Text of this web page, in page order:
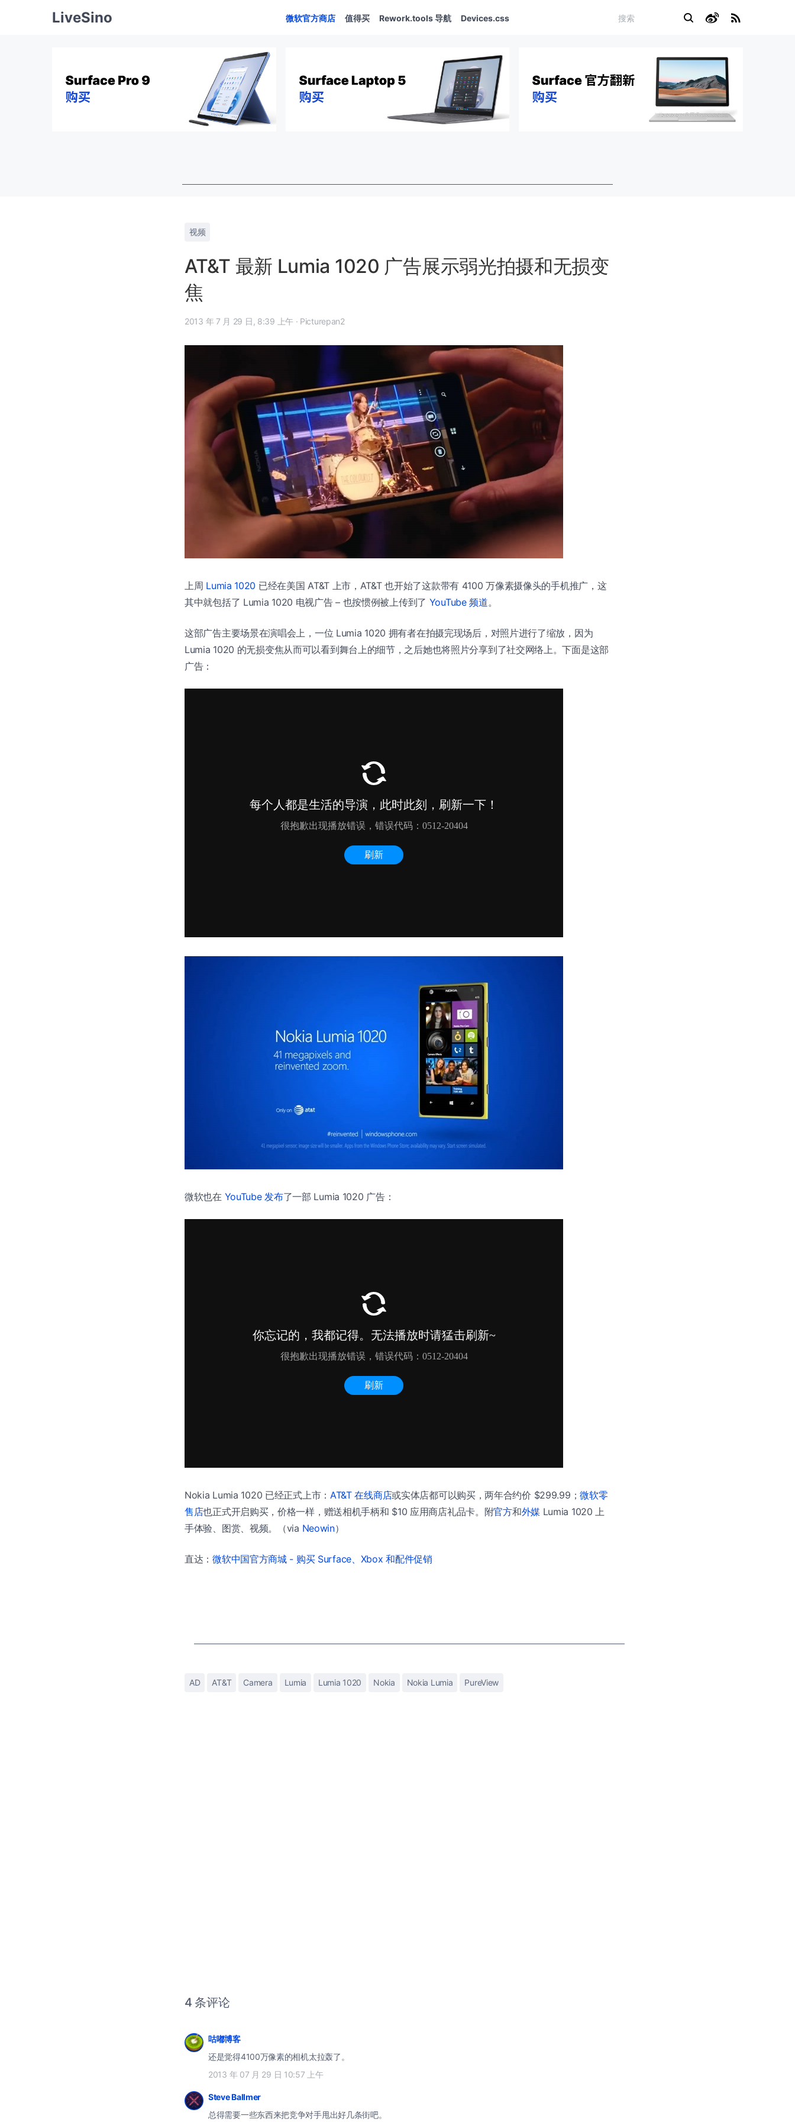
LiveSino 微软官方商店 值得买 Rework.tools 导航 Devices.css
视频
AT&T 最新 Lumia 1020 广告展示弱光拍摄和无损变
焦
2013 年 7 月 29 日, 8:39 上午 · Picturepan2
上周 Lumia 1020 已经在美国 AT&T 上市，AT&T 也开始了这款带有 4100 万像素摄像头的手机推广，这
其中就包括了 Lumia 1020 电视广告 – 也按惯例被上传到了 YouTube 频道。
这部广告主要场景在演唱会上，一位 Lumia 1020 拥有者在拍摄完现场后，对照片进行了缩放，因为
Lumia 1020 的无损变焦从而可以看到舞台上的细节，之后她也将照片分享到了社交网络上。下面是这部
广告：
微软也在 YouTube 发布了一部 Lumia 1020 广告：
Nokia Lumia 1020 已经正式上市： AT&T 在线商店或实体店都可以购买，两年合约价 $299.99；微软零
售店也正式开启购买，价格一样，赠送相机手柄和 $10 应用商店礼品卡。附官方和外媒Lumia 1020 上
手体验、图赏、视频。（via Neowin）
直达：微软中国官方商城 - 购买 Surface、Xbox 和配件促销
AD AT&T Camera Lumia Lumia 1020 Nokia Nokia Lumia PureView
4 条评论
咕嘟博客
还是觉得4100万像素的相机太拉轰了。
2013 年 07 月 29 日 10:57 上午
Steve Ballmer
总得需要一些东西来把竞争对手甩出好几条街吧。